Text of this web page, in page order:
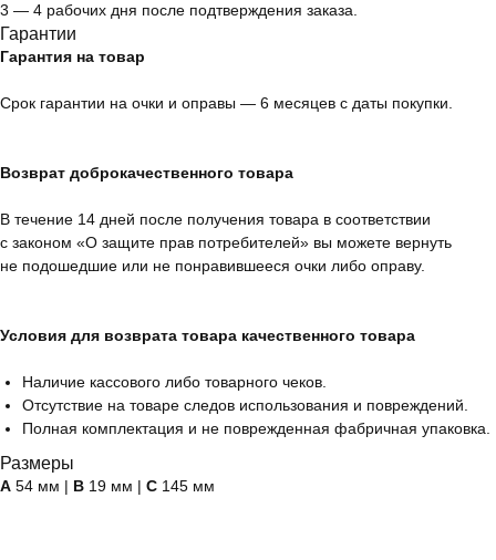
3 — 4 рабочих дня после подтверждения заказа.
Гарантии
Гарантия на товар
Срок гарантии на очки и оправы — 6 месяцев с даты покупки.
Возврат доброкачественного товара
В течение 14 дней после получения товара в соответствии
с законом «О защите прав потребителей» вы можете вернуть
не подошедшие или не понравившееся очки либо оправу.
Условия для возврата товара качественного товара
Наличие кассового либо товарного чеков.
Отсутствие на товаре следов использования и повреждений.
Полная комплектация и не поврежденная фабричная упаковка.
Размеры
А 54 мм | B 19 мм | C 145 мм